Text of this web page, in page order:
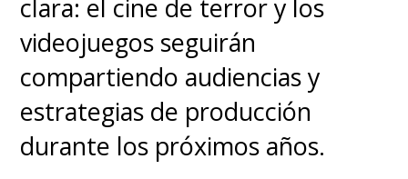
clara: el cine de terror y los
videojuegos seguirán
compartiendo audiencias y
estrategias de producción
durante los próximos años.